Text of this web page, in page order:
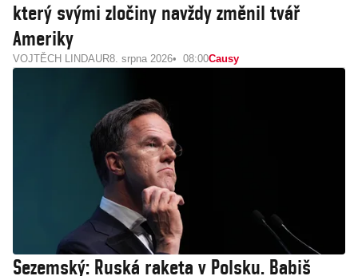
který svými zločiny navždy změnil tvář
Ameriky
VOJTĚCH LINDAUR8. srpna 2026 08:00Causy
Sezemský: Ruská raketa v Polsku. Babiš